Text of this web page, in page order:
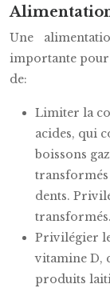
Une
importante pour
de:
Limiter la
acides, qui
boissons
dents.
transformés.
Privilégier
vitamine D,
produits